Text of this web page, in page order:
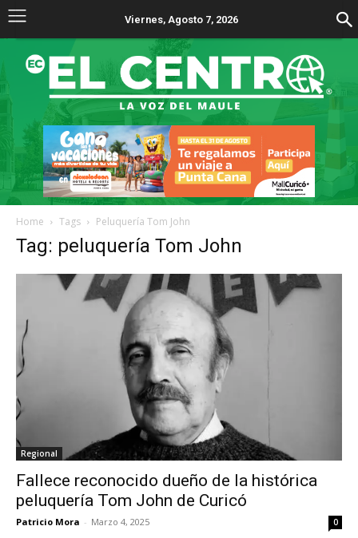
Viernes, Agosto 7, 2026
Home Tags Peluquería Tom John
Tag: peluquería Tom John
Regional
Fallece reconocido dueño de la histórica
peluquería Tom John de Curicó
Patricio Mora - Marzo 4, 2025 0